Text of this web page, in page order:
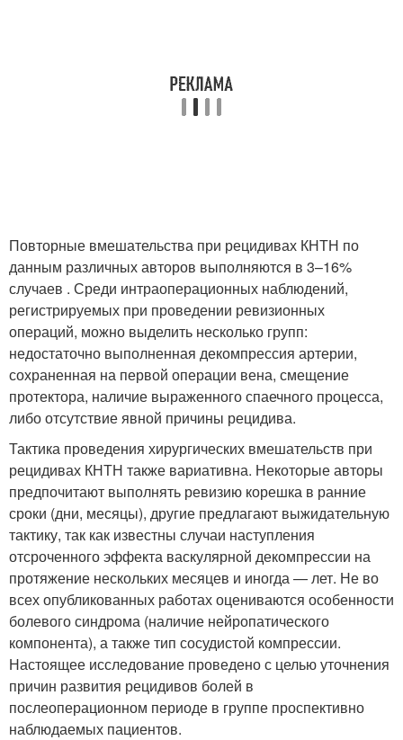
Повторные вмешательства при рецидивах КНТН по
данным различных авторов выполняются в 3–16%
случаев . Среди интраоперационных наблюдений,
регистрируемых при проведении ревизионных
операций, можно выделить несколько групп:
недостаточно выполненная декомпрессия артерии,
сохраненная на первой операции вена, смещение
протектора, наличие выраженного спаечного процесса,
либо отсутствие явной причины рецидива.
Тактика проведения хирургических вмешательств при
рецидивах КНТН также вариативна. Некоторые авторы
предпочитают выполнять ревизию корешка в ранние
сроки (дни, месяцы), другие предлагают выжидательную
тактику, так как известны случаи наступления
отсроченного эффекта васкулярной декомпрессии на
протяжение нескольких месяцев и иногда — лет. Не во
всех опубликованных работах оцениваются особенности
болевого синдрома (наличие нейропатического
компонента), а также тип сосудистой компрессии.
Настоящее исследование проведено с целью уточнения
причин развития рецидивов болей в
послеоперационном периоде в группе проспективно
наблюдаемых пациентов.